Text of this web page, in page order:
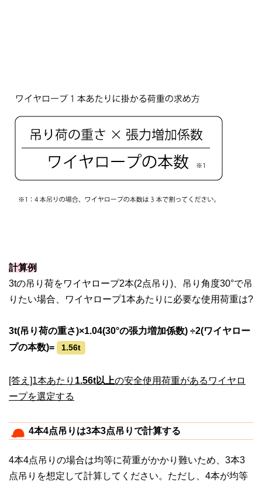
計算例
3tの吊り荷をワイヤロープ2本(2点吊り)、吊り角度30°で吊
りたい場合、ワイヤロープ1本あたりに必要な使用荷重は?
3t(吊り荷の重さ)×1.04(30°の張力増加係数) ÷2(ワイヤロー
プの本数)=
1.56t
[答え]1本あたり 1.56t以上の安全使用荷重があるワイヤロ
ープを選定する
4本4点吊りは3本3点吊りで計算する
4本4点吊りの場合は均等に荷重がかかり難いため、3本3
点吊りを想定して計算してください。ただし、4本が均等